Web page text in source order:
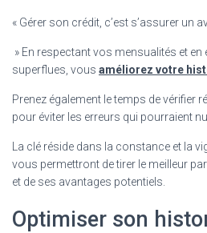
« Gérer son crédit, c’est s’assurer un
» En respectant vos mensualités et en
superflues, vous améliorez votre
Prenez également le temps de vérifier
pour éviter les erreurs qui pourraient
La clé réside dans la constance et la
vous permettront de tirer le meilleur
et de ses avantages potentiels.
Optimiser son